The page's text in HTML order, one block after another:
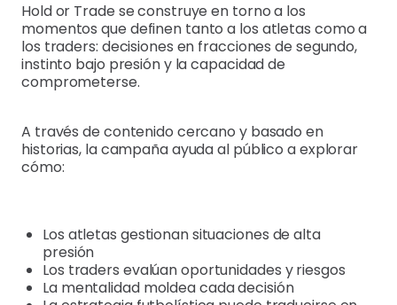
Hold or Trade se construye en torno a los
momentos que definen tanto a los atletas como a
los traders: decisiones en fracciones de segundo,
instinto bajo presión y la capacidad de
comprometerse.
A través de contenido cercano y basado en
historias, la campaña ayuda al público a explorar
cómo:
Los atletas gestionan situaciones de alta
presión
Los traders evalúan oportunidades y riesgos
La mentalidad moldea cada decisión